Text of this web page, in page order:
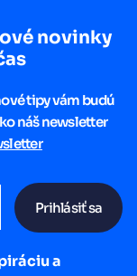
novinky
tipy vám budú
náš newsletter
Prihlásiť sa
a